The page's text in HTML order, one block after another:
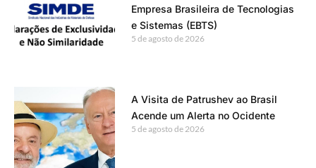
Empresa Brasileira de Tecnologias
e Sistemas (EBTS)
5 de agosto de 2026
A Visita de Patrushev ao Brasil
Acende um Alerta no Ocidente
5 de agosto de 2026